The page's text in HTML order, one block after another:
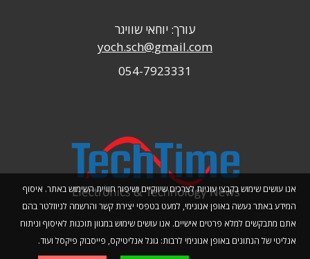
אנו עושים שימוש בקבצי עוגיות לצרכים שיווקיים ושיפור חוויית השימוש באתר. איסוף
המידע באתר נעשה באופן אנונימי, למעט בטפסי יצירת קשר והרשמה לניוזלטר בהם
אתם מתבקשים למלא פרטים אישיים. אנו עושים שימוש במגוון תוכנות לאיסוף וניתוח
אנליטי של הנתונים באופן אנונימי לרבות: גוגל אנליטיקס, פייסבוק פיקסל ועוד.
עורך: יוחאי שוויגר
yoch.sch@gmail.com
054-7923331